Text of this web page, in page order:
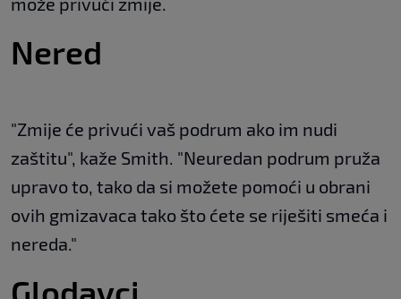
Nered
"Zmije će privući vaš podrum ako im nudi
zaštitu", kaže Smith. "Neuredan podrum pruža
upravo to, tako da si možete pomoći u obrani
ovih gmizavaca tako što ćete se riješiti smeća i
nereda."